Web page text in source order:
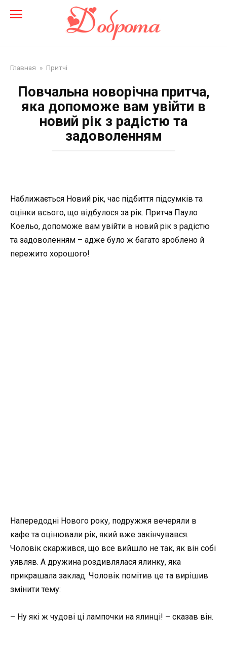
Главная » Притчі
Повчальна новорічна притча,
яка допоможе вам увійти в
новий рік з радістю та
задоволенням
Наближається Новий рік, час підбиття підсумків та
оцінки всього, що відбулося за рік. Притча Пауло
Коельо, допоможе вам увійти в новий рік з радістю
та задоволенням – адже було ж багато зроблено й
пережито хорошого!
Напередодні Нового року, подружжя вечеряли в
кафе та оцінювали рік, який вже закінчувався.
Чоловік скаржився, що все вийшло не так, як він собі
уявляв. А дружина роздивлялася ялинку, яка
прикрашала заклад. Чоловік помітив це та вирішив
змінити тему:
– Ну які ж чудові ці лампочки на ялинці! – сказав він.